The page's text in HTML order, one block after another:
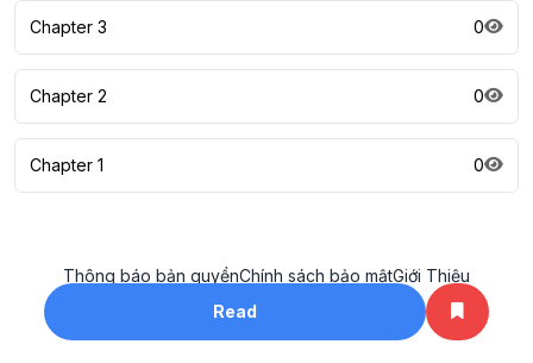
Read
Chapter 3 0
Chapter 2 0
Chapter 1 0
Thông báo bản quyềnChính sách bảo mậtGiới Thiệu
All rights reserved. ©2023